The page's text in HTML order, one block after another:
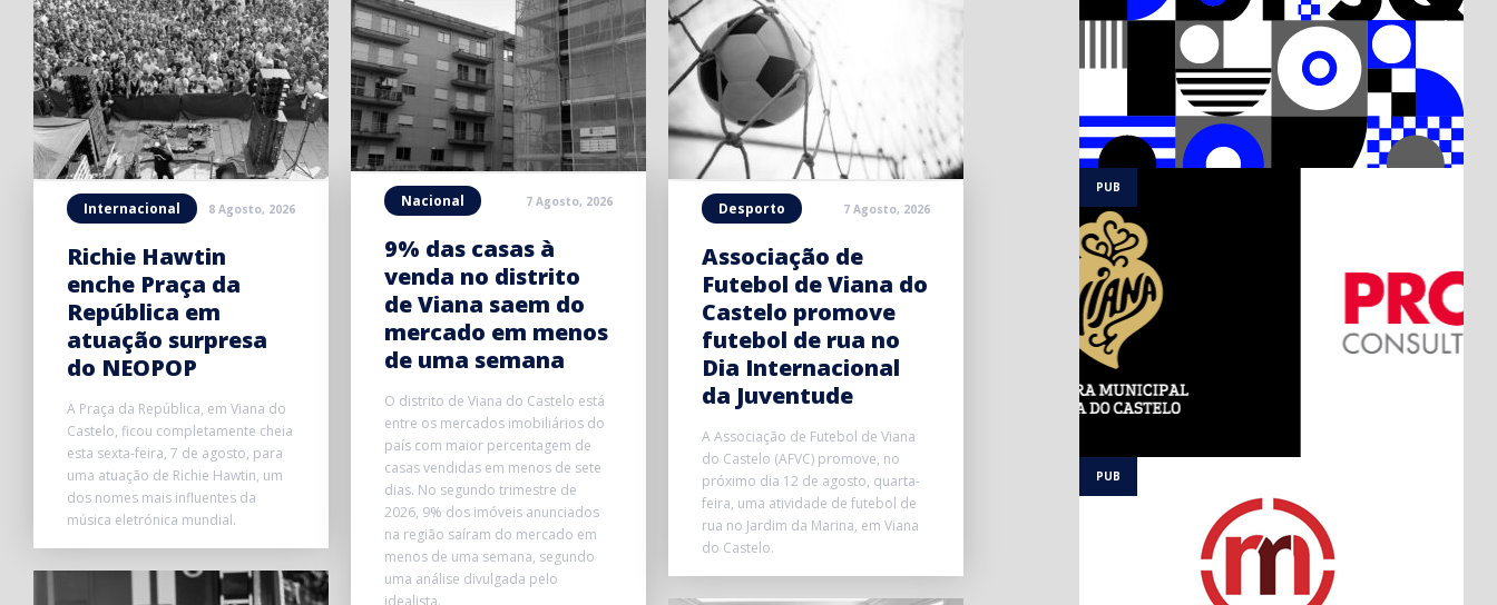
Internacional 8 Agosto, 2026
Richie Hawtin
enche Praça da
República em
atuação surpresa
do NEOPOP
A Praça da República, em Viana do
Castelo, ficou completamente cheia
esta sexta-feira, 7 de agosto, para
uma atuação de Richie Hawtin, um
dos nomes mais influentes da
música eletrónica mundial.
Nacional 7 Agosto, 2026
9% das casas à
venda no distrito
de Viana saem do
mercado em menos
de uma semana
O distrito de Viana do Castelo está
entre os mercados imobiliários do
país com maior percentagem de
casas vendidas em menos de sete
dias. No segundo trimestre de
2026, 9% dos imóveis anunciados
na região saíram do mercado em
menos de uma semana, segundo
uma análise divulgada pelo
Desporto 7 Agosto, 2026
Associação de
Futebol de Viana do
Castelo promove
futebol de rua no
Dia Internacional
da Juventude
A Associação de Futebol de Viana
do Castelo (AFVC) promove, no
próximo dia 12 de agosto, quarta-
feira, uma atividade de futebol de
rua no Jardim da Marina, em Viana
do Castelo.